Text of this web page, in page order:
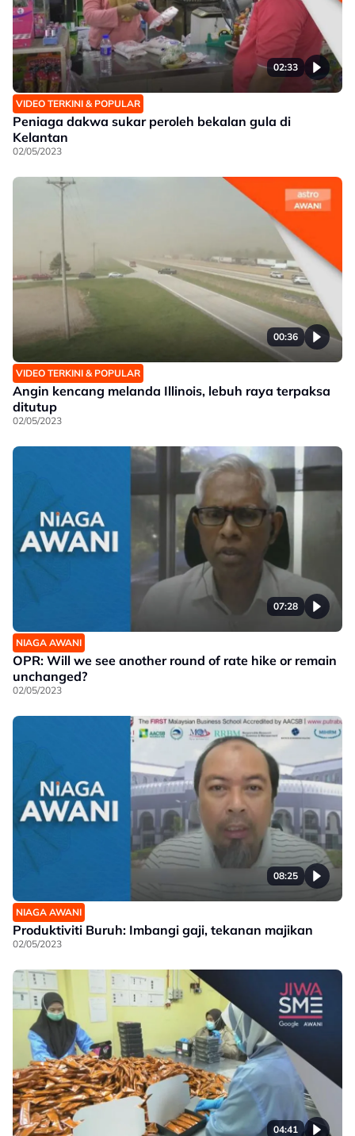
02:33
VIDEO TERKINI & POPULAR
Peniaga dakwa sukar peroleh bekalan gula di
Kelantan
02/05/2023
00:36
VIDEO TERKINI & POPULAR
Angin kencang melanda Illinois, lebuh raya terpaksa
ditutup
02/05/2023
07:28
NIAGA AWANI
OPR: Will we see another round of rate hike or remain
unchanged?
02/05/2023
08:25
NIAGA AWANI
Produktiviti Buruh: Imbangi gaji, tekanan majikan
02/05/2023
04:41